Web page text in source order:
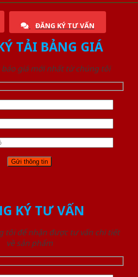
ĐĂNG KÝ TƯ VẤN
TẢI BẢNG GIÁ
giá mới nhất từ chúng tôi
KÝ TƯ VẤN
tôi để nhận được tư vấn chi tiết
về sản phẩm